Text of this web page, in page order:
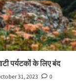
पर्यटकों के लिए बंद
31, 2023 0